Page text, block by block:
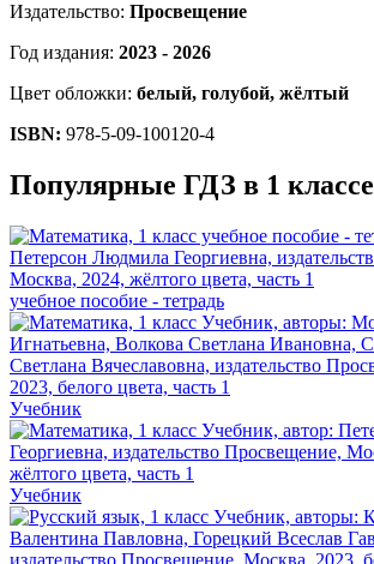
Издательство: Просвещение
Год издания: 2023 - 2026
Цвет обложки: белый, голубой, жёлтый
ISBN: 978-5-09-100120-4
Популярные ГДЗ в 1 классе
учебное пособие - тетрадь
Учебник
Учебник